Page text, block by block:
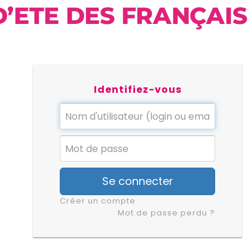
DES FRANÇAIS
Identifiez-vous
Se connecter
Créer un compte
Mot de passe perdu ?